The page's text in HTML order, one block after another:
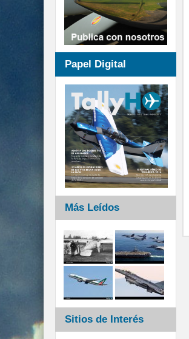
Papel Digital
Más Leídos
Sitios de Interés